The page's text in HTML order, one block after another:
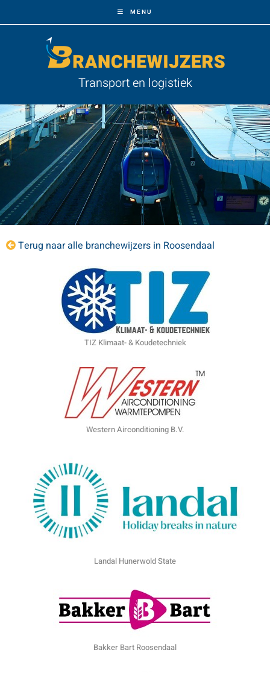
MENU
Transport en logistiek
Terug naar alle branchewijzers in Roosendaal
TIZ Klimaat- & Koudetechniek
Western Airconditioning B.V.
Landal Hunerwold State
Bakker Bart Roosendaal